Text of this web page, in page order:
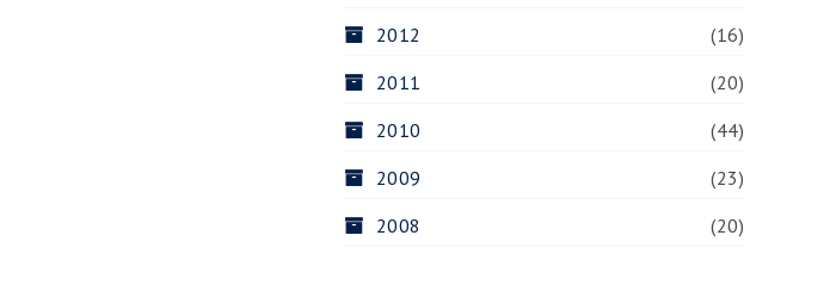
2012
(16)
2011
(20)
2010
(44)
2009
(23)
2008
(20)